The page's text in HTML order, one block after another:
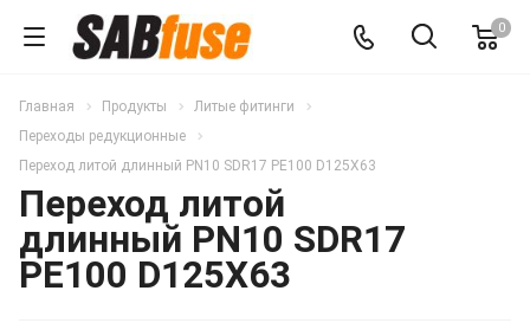
0
Главная Продукты
Литые фитинги
Переходы редукционные
Переход литой длинный PN10 SDR17 PE100 D125X63
Переход литой
длинный PN10 SDR17
PE100 D125X63